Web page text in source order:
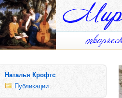
Наталья Крофтс
Публикации